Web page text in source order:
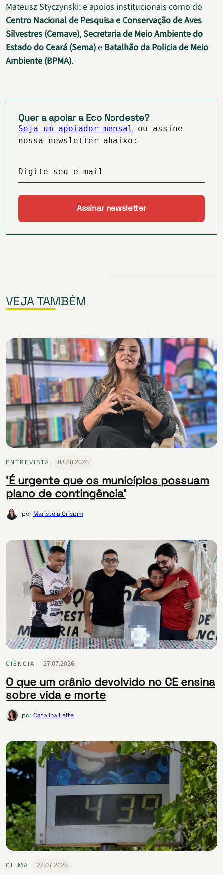
Mateusz Styczynski; e apoios institucionais como do
Centro Nacional de Pesquisa e Conservação de Aves
Silvestres (Cemave), Secretaria de Meio Ambiente do
Estado do Ceará (Sema)e Batalhão da Policia de Meio
Ambiente (BPMA).
Quer a apoiar a Eco Nordeste?
Seja um apoiador mensal
ou assine
nossa newsletter abaixo:
Digite seu e-mail
VEJA TAMBÉM
ENTREVISTA 03.08.2026
‘É urgente que os municípios possuam
plano de contingência’
por Maristela Crispim
CIÊNCIA 27.07.2026
O que um crânio devolvido no CE ensina
sobre vida e morte
porCatalina Leite
CLIMA 22.07.2026